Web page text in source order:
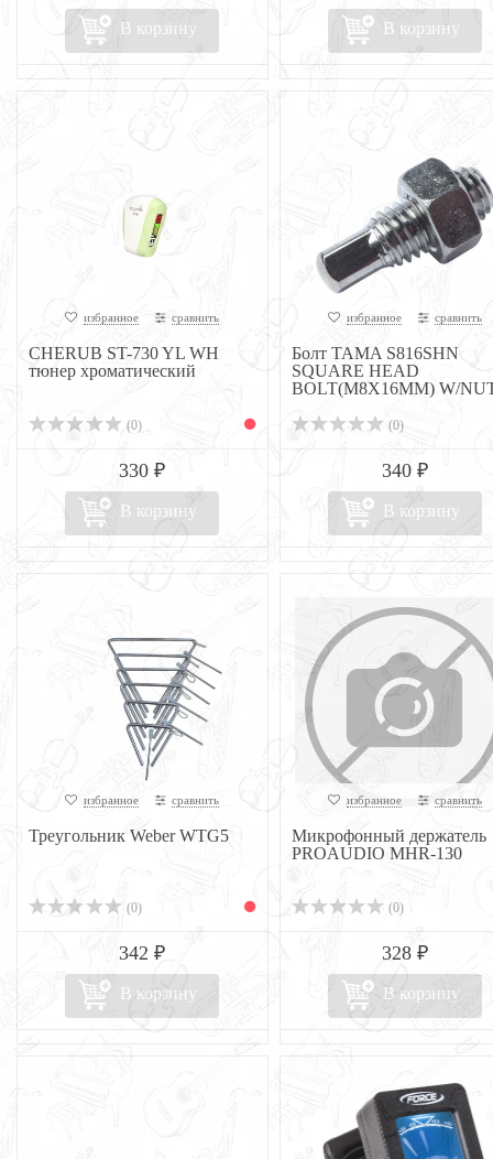
В корзину В корзину
избранное сравнить
CHERUB ST-730 YL WH
тюнер хроматический
(0)
330 ₽
В корзину
избранное сравнить
Болт TAMA S816SHN
SQUARE HEAD
BOLT(M8X16MM) W/
(0)
340 ₽
В корзину
избранное сравнить
Треугольник Weber WTG5
(0)
342 ₽
В корзину
избранное сравнить
Микрофонный держатель
PROAUDIO MHR-130
(0)
328 ₽
В корзину